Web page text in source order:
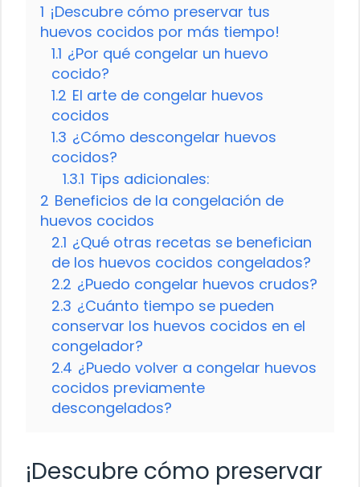
1 ¡Descubre cómo preservar tus
huevos cocidos por más tiempo!
1.1 ¿Por qué congelar un huevo
cocido?
1.2 El arte de congelar huevos
cocidos
1.3 ¿Cómo descongelar huevos
cocidos?
1.3.1 Tips adicionales:
2 Beneficios de la congelación de
huevos cocidos
2.1 ¿Qué otras recetas se benefician
de los huevos cocidos congelados?
2.2 ¿Puedo congelar huevos crudos?
2.3 ¿Cuánto tiempo se pueden
conservar los huevos cocidos en el
congelador?
2.4 ¿Puedo volver a congelar huevos
cocidos previamente
descongelados?
¡Descubre cómo preservar